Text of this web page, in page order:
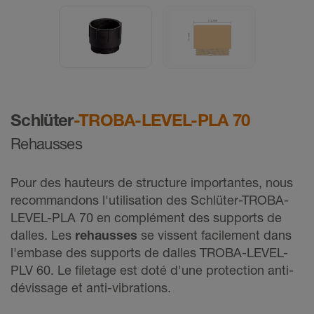
Schlüter-TROBA-LEVEL-PLA 70
Rehausses
Pour des hauteurs de structure importantes, nous
recommandons l'utilisation des Schlüter-TROBA-
LEVEL-PLA 70 en complément des supports de
dalles. Les rehausses se vissent facilement dans
l'embase des supports de dalles TROBA-LEVEL-
PLV 60. Le filetage est doté d'une protection anti-
dévissage et anti-vibrations.